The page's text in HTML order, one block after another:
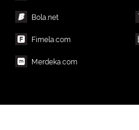
Bola.net
Fimela.com
Merdeka.com